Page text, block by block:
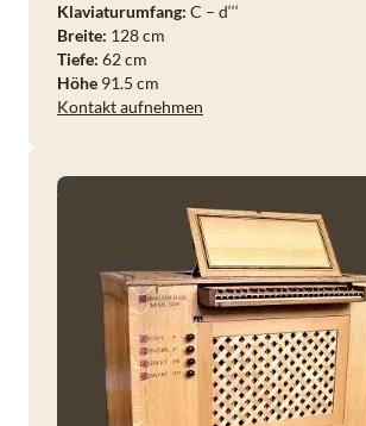
Klaviaturumfang: C – d‘‘‘
Breite: 128 cm
Tiefe: 62 cm
Höhe 91.5 cm
Kontakt aufnehmen